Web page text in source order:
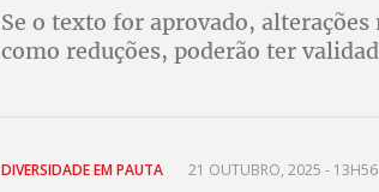
Se o texto for aprovado, alterações
como reduções, poderão ter
DIVERSIDADE EM PAUTA 21 OUTUBRO, 2025 - 13H56